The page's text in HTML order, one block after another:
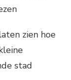
zien hoe
stad